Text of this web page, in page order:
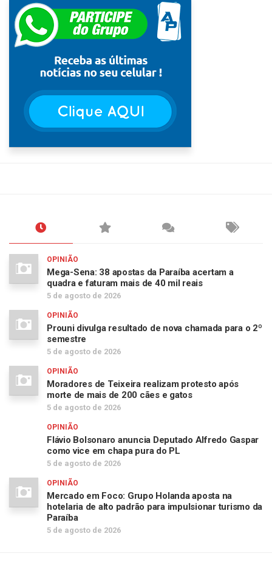
OPINIÃO
Mega-Sena: 38 apostas da Paraíba acertam a
quadra e faturam mais de 40 mil reais
5 de agosto de 2026
OPINIÃO
Prouni divulga resultado de nova chamada para o 2º
semestre
5 de agosto de 2026
OPINIÃO
Moradores de Teixeira realizam protesto após
morte de mais de 200 cães e gatos
5 de agosto de 2026
OPINIÃO
Flávio Bolsonaro anuncia Deputado Alfredo Gaspar
como vice em chapa pura do PL
5 de agosto de 2026
OPINIÃO
Mercado em Foco: Grupo Holanda aposta na
hotelaria de alto padrão para impulsionar turismo da
Paraíba
5 de agosto de 2026